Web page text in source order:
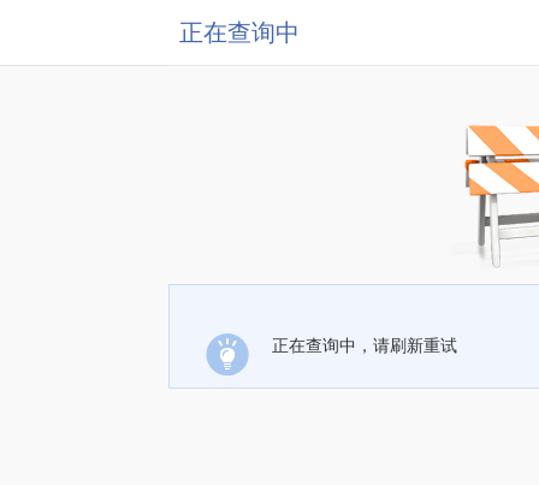
正在查询中
正在查询中，请刷新重试